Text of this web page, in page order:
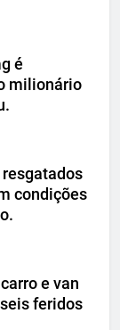
é
milionário
condições
e van
feridos